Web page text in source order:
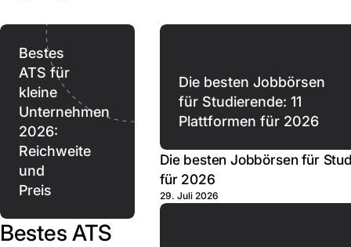
Bestes
ATS für
kleine
Unternehmen
2026:
Reichweite
und
Preis
Bestes ATS
Die besten Jobbörsen
für Studierende: 11
Plattformen für 2026
Die besten Jobbörsen für
für 2026
29. Juli 2026